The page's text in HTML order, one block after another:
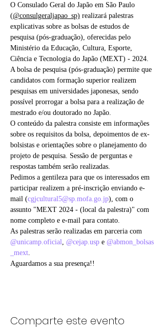
O Consulado Geral do Japão em São Paulo
(@consulgeraljapao_sp) realizará palestras
explicativas sobre as bolsas de estudos de
pesquisa (pós-graduação), oferecidas pelo
Ministério da Educação, Cultura, Esporte,
Ciência e Tecnologia do Japão (MEXT) - 2024.
A bolsa de pesquisa (pós-graduação) permite que
candidatos com formação superior realizem
pesquisas em universidades japonesas, sendo
possível prorrogar a bolsa para a realização de
mestrado e/ou doutorado no Japão.
O conteúdo da palestra consiste em informações
sobre os requisitos da bolsa, depoimentos de ex-
bolsistas e orientações sobre o planejamento do
projeto de pesquisa. Sessão de perguntas e
respostas também serão realizadas.
Pedimos a gentileza para que os interessados em
participar realizem a pré-inscrição enviando e-
mail (cgjcultural5@sp.mofa.go.jp), com o
assunto "MEXT 2024 - (local da palestra)" com
nome completo e e-mail para contato.
As palestras serão realizadas em parceria com
@unicamp.oficial, @cejap.usp e @abmon_bolsas
_mext.
Aguardamos a sua presença!!
Comparte este evento